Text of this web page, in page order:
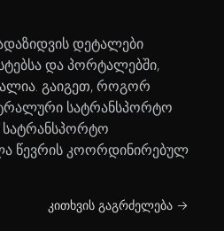
დეტალები
და პორტალებში,
გაიგეთ, როგორ
სატრანსპორტო
სატრანსპორტო
წევრის კოორდინირებულ
კითხვის გაგრძელება →